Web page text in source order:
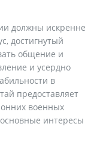
должны искренне
достигнутый
общение и
и усердно
в
предоставляет
военных
интересы